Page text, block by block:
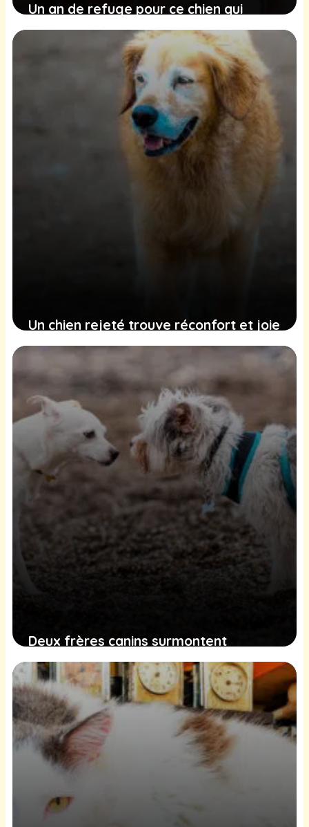
Un an de refuge pour ce chien qui
trouve du réconfort dans ses jouets
Un chien rejeté trouve réconfort et joie
dans une union imprévue
9 février 2025
Deux frères canins surmontent
l’adversité pour espérer un avenir
radieux dans une demeure aimante
8 février 2025